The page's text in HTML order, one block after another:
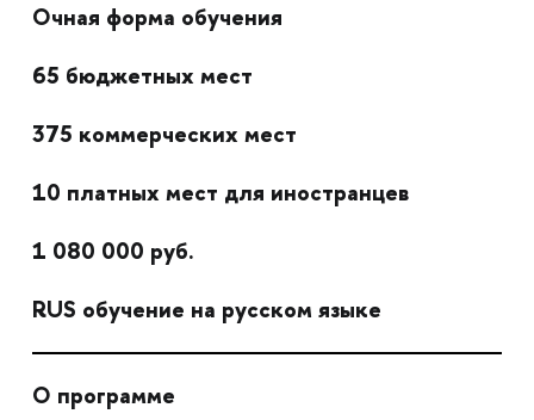
Очная форма обучения
65 бюджетных мест
375 коммерческих мест
10 платных мест для иностранцев
1 080 000 руб.
RUS обучение на русском языке
О программе